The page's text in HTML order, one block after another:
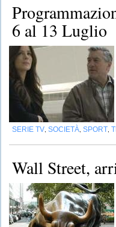
6 al 13 Luglio
SERIE TV SOCIETÀ SPORT
Wall Street,